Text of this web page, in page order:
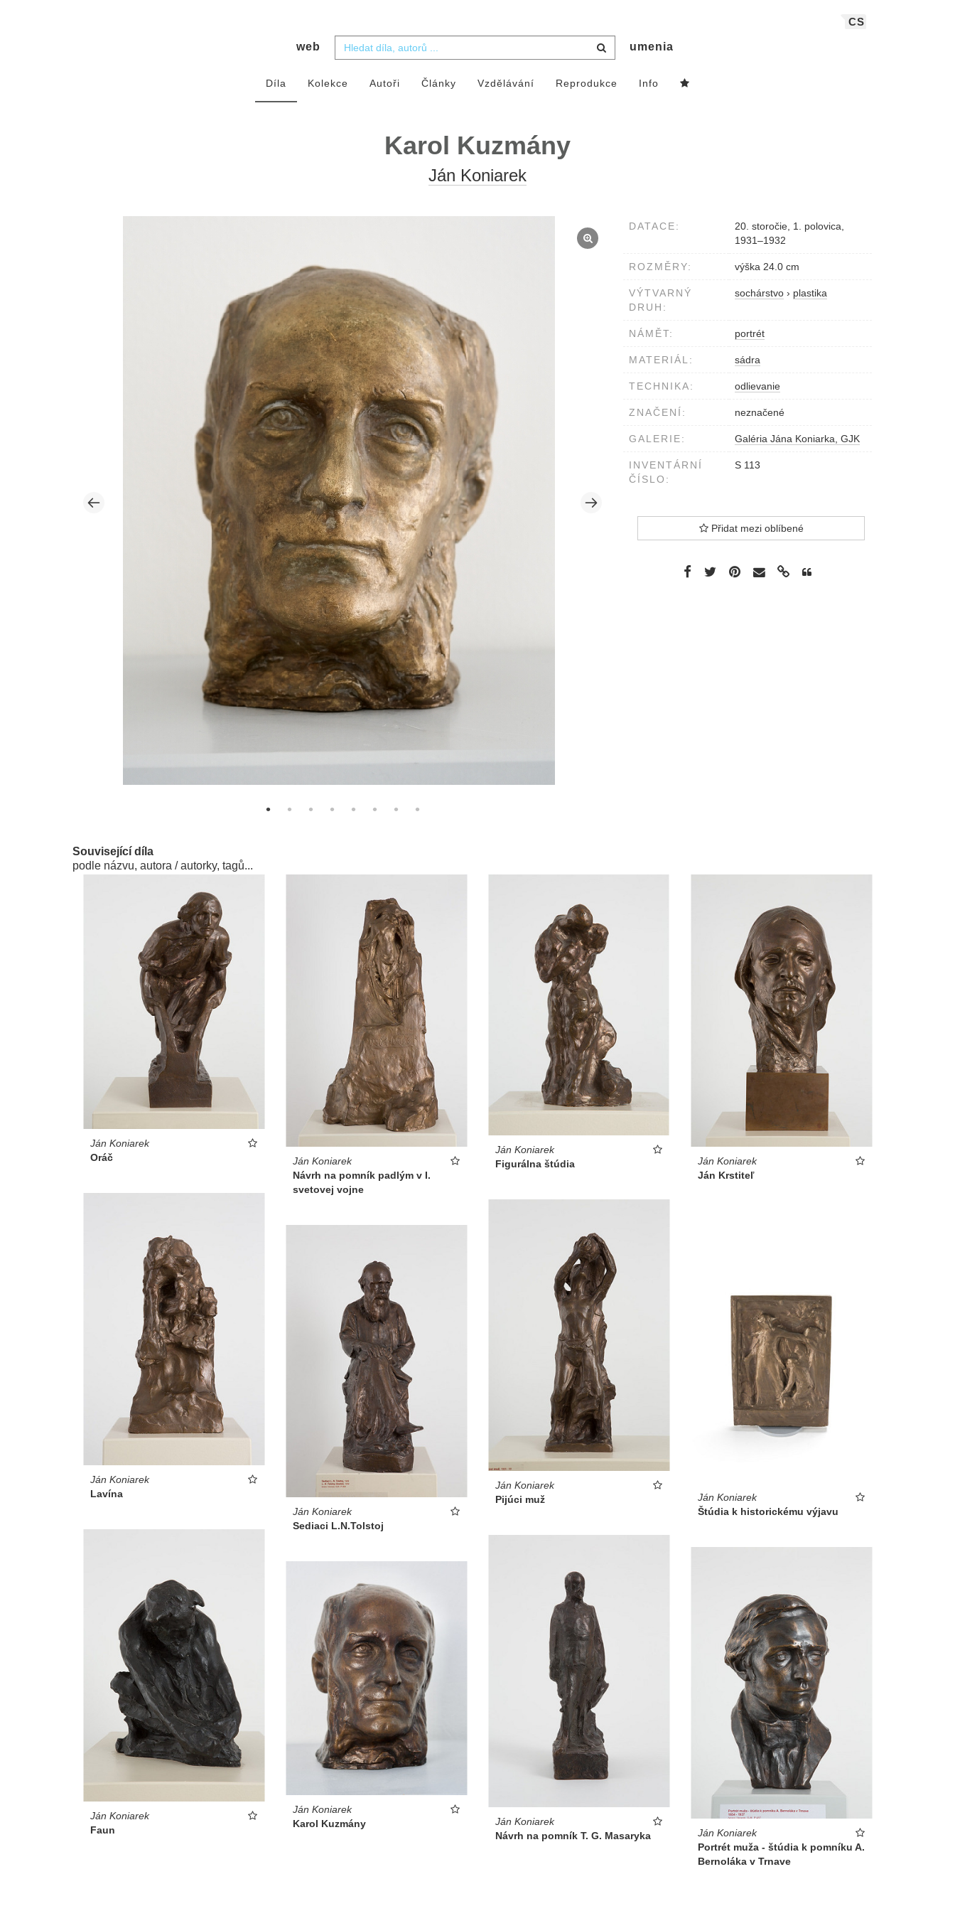
CS
web umenia
Díla Kolekce Autoři Články Vzdělávání Reprodukce Info
Karol Kuzmány
Ján Koniarek
DATACE:
20. storočie, 1. polovica,
1931–1932
ROZMĚRY: výška 24.0 cm
VÝTVARNÝ
DRUH:
sochárstvo › plastika
NÁMĚT: portrét
MATERIÁL: sádra
TECHNIKA: odlievanie
ZNAČENÍ: neznačené
GALERIE: Galéria Jána Koniarka, GJK
INVENTÁRNÍ
ČÍSLO:
S 113
Přidat mezi oblíbené
Související díla
podle názvu, autora / autorky, tagů...
Ján Koniarek
Oráč
Ján Koniarek
Návrh na pomník padlým v I.
svetovej vojne
Ján Koniarek
Figurálna štúdia
Ján Koniarek
Ján Krstiteľ
Ján Koniarek
Lavína
Ján Koniarek
Pijúci muž
Ján Koniarek
Štúdia k historickému výjavu
Ján Koniarek
Sediaci L.N.Tolstoj
Ján Koniarek
Faun
Ján Koniarek
Návrh na pomník T. G. Masaryka
Ján Koniarek
Portrét muža - štúdia k pomníku A.
Bernoláka v Trnave
Ján Koniarek
Karol Kuzmány